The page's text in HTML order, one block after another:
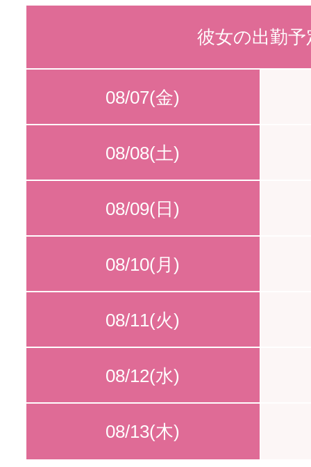
彼女の出勤予
08/07(金)
08/08(土)
08/09(日)
08/10(月)
08/11(火)
08/12(水)
08/13(木)